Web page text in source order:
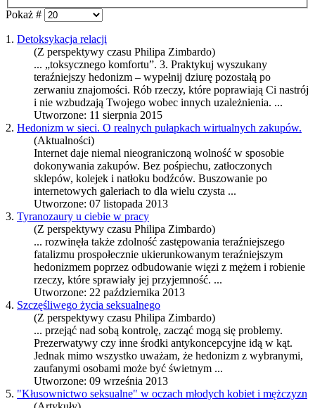
Pokaż #
1. Detoksykacja relacji
(Z perspektywy czasu Philipa Zimbardo)
... „toksycznego komfortu”. 3. Praktykuj wyszukany
teraźniejszy hedonizm – wypełnij dziurę pozostałą po
zerwaniu znajomości. Rób rzeczy, które poprawiają Ci nastrój
i nie wzbudzają Twojego wobec innych uzależnienia. ...
Utworzone: 11 sierpnia 2015
2. Hedonizm w sieci. O realnych pułapkach wirtualnych zakupów.
(Aktualności)
Internet daje niemal nieograniczoną wolność w sposobie
dokonywania zakupów. Bez pośpiechu, zatłoczonych
sklepów, kolejek i natłoku bodźców. Buszowanie po
internetowych galeriach to dla wielu czysta ...
Utworzone: 07 listopada 2013
3. Tyranozaury u ciebie w pracy
(Z perspektywy czasu Philipa Zimbardo)
... rozwinęła także zdolność zastępowania teraźniejszego
fatalizmu prospołecznie ukierunkowanym teraźniejszym
hedonizmem poprzez odbudowanie więzi z mężem i robienie
rzeczy, które sprawiały jej przyjemność. ...
Utworzone: 22 października 2013
4. Szczęśliwego życia seksualnego
(Z perspektywy czasu Philipa Zimbardo)
... przejąć nad sobą kontrolę, zacząć mogą się problemy.
Prezerwatywy czy inne środki antykoncepcyjne idą w kąt.
Jednak mimo wszystko uważam, że hedonizm z wybranymi,
zaufanymi osobami może być świetnym ...
Utworzone: 09 września 2013
5. "Kłusownictwo seksualne" w oczach młodych kobiet i mężczyzn